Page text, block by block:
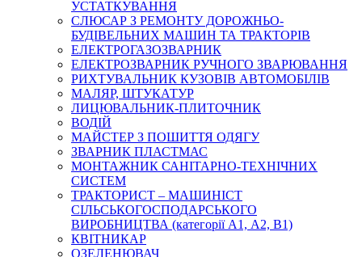
УСТАТКУВАННЯ
СЛЮСАР З РЕМОНТУ ДОРОЖНЬО-
БУДІВЕЛЬНИХ МАШИН ТА ТРАКТОРІВ
ЕЛЕКТРОГАЗОЗВАРНИК
ЕЛЕКТРОЗВАРНИК РУЧНОГО ЗВАРЮВАННЯ
РИХТУВАЛЬНИК КУЗОВІВ АВТОМОБІЛІВ
МАЛЯР, ШТУКАТУР
ЛИЦЮВАЛЬНИК-ПЛИТОЧНИК
ВОДІЙ
МАЙСТЕР З ПОШИТТЯ ОДЯГУ
ЗВАРНИК ПЛАСТМАС
МОНТАЖНИК САНІТАРНО-ТЕХНІЧНИХ
СИСТЕМ
ТРАКТОРИСТ – МАШИНІСТ
СІЛЬСЬКОГОСПОДАРСЬКОГО
ВИРОБНИЦТВА (категорії А1, А2, В1)
КВІТНИКАР
ОЗЕЛЕНЮВАЧ